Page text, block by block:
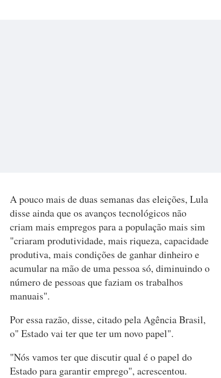
A pouco mais de duas semanas das eleições, Lula
disse ainda que os avanços tecnológicos não
criam mais empregos para a população mais sim
"criaram produtividade, mais riqueza, capacidade
produtiva, mais condições de ganhar dinheiro e
acumular na mão de uma pessoa só, diminuindo o
número de pessoas que faziam os trabalhos
manuais".
Por essa razão, disse, citado pela Agência Brasil,
o" Estado vai ter que ter um novo papel".
"Nós vamos ter que discutir qual é o papel do
Estado para garantir emprego", acrescentou.